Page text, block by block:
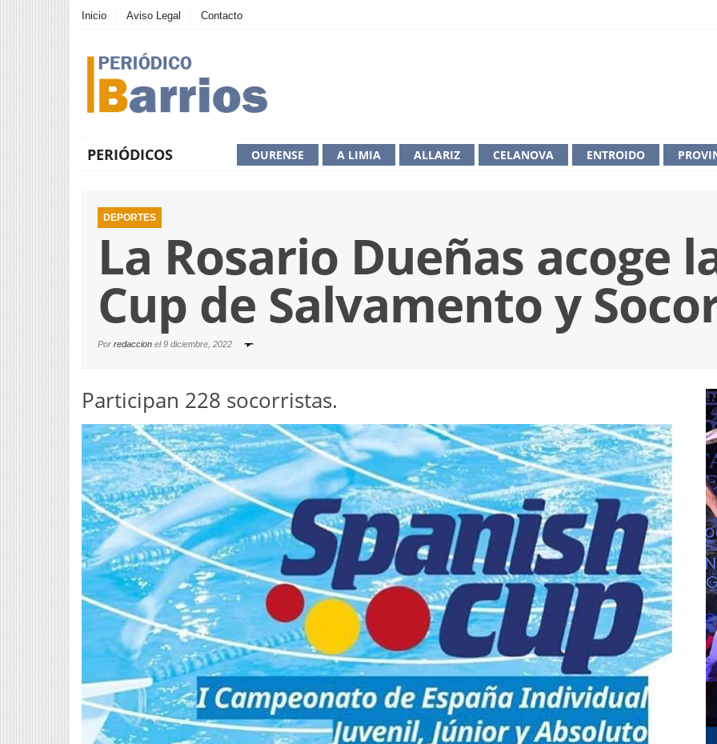
Inicio Aviso Legal Contacto
PERIÓDICOS ENTROIDO
CELANOVA
ALLARIZ
A LIMIA
OURENSE
DEPORTES
La Rosario Dueñas acoge
Cup de Salvamento y
Por redaccion el9 diciembre, 2022
Participan 228 socorristas.